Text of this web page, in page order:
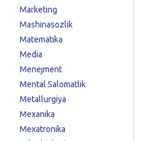
Marketing
Mashinasozlik
Matematika
Media
Menejment
Mental Salomatlik
Metallurgiya
Mexanika
Mexatronika